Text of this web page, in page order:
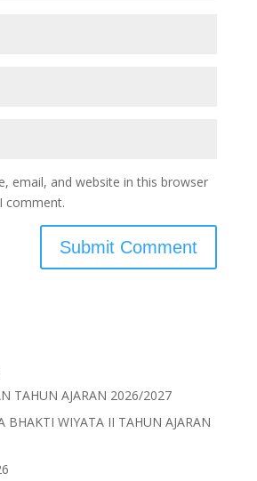
email, and website in this browser
comment.
TAHUN AJARAN 2026/2027
BHAKTI WIYATA II TAHUN AJARAN